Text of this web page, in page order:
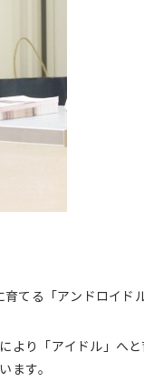
てる「アンドロイドル
より「アイドル」へと
ます。